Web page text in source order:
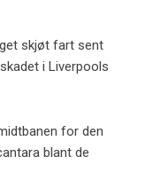
skjøt fart sent
i Liverpools
for den
blant de